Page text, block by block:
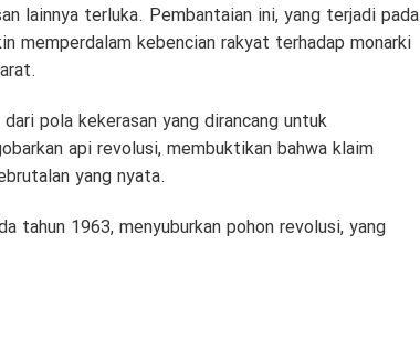
lainnya terluka. Pembantaian ini, yang terjadi pada
memperdalam kebencian rakyat terhadap monarki
pola kekerasan yang dirancang untuk
api revolusi, membuktikan bahwa klaim
yang nyata.
tahun 1963, menyuburkan pohon revolusi, yang